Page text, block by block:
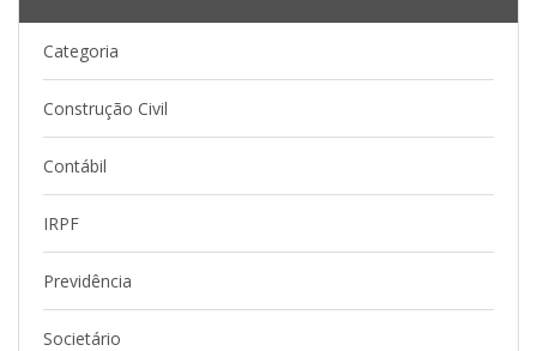
Categoria
Construção Civil
Contábil
IRPF
Previdência
Societário